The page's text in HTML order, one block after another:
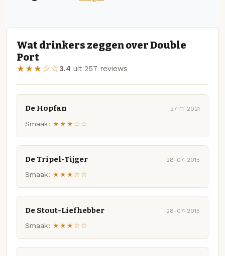
Wat drinkers zeggen over Double
Port
★★★☆☆3.4 uit 257 reviews
De Hopfan 27-11-2021
Smaak: ★★★☆☆
De Tripel-Tijger 28-07-2015
Smaak: ★★★☆☆
De Stout-Liefhebber 28-07-2015
Smaak: ★★★☆☆